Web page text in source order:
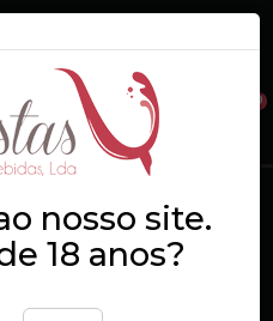
Login Registe-se 0
Tinto 2024 75
nosso site.
18 anos?